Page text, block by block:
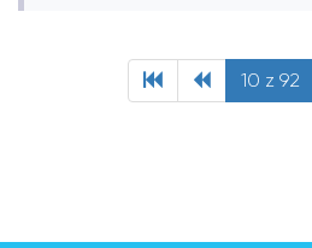
10 z 92